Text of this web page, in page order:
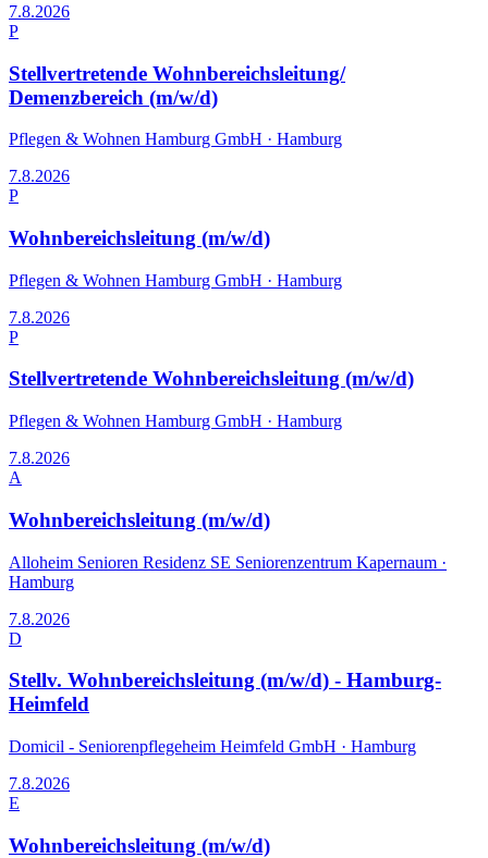
7.8.2026
P
Stellvertretende Wohnbereichsleitung/
Demenzbereich (m/w/d)
Pflegen & Wohnen Hamburg GmbH · Hamburg
7.8.2026
P
Wohnbereichsleitung (m/w/d)
Pflegen & Wohnen Hamburg GmbH · Hamburg
7.8.2026
P
Stellvertretende Wohnbereichsleitung (m/w/d)
Pflegen & Wohnen Hamburg GmbH · Hamburg
7.8.2026
A
Wohnbereichsleitung (m/w/d)
Alloheim Senioren Residenz SE Seniorenzentrum Kapernaum ·
Hamburg
7.8.2026
D
Stellv. Wohnbereichsleitung (m/w/d) - Hamburg-
Heimfeld
Domicil - Seniorenpflegeheim Heimfeld GmbH · Hamburg
7.8.2026
E
Wohnbereichsleitung (m/w/d)